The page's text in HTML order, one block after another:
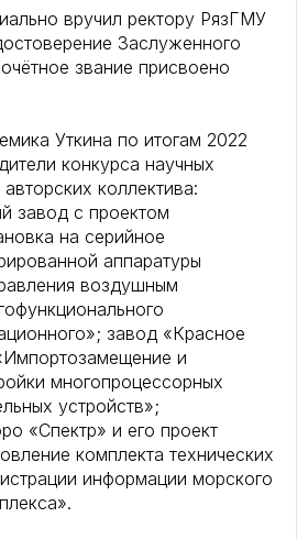
вручил ректору РязГМУ
Заслуженного
звание присвоено
Уткина по итогам 2022
конкурса научных
коллектива:
завод с проектом
на серийное
аппаратуры
воздушным
завод «Красное
и
многопроцессорных
устройств»;
«Спектр» и его проект
комплекта технических
информации морского